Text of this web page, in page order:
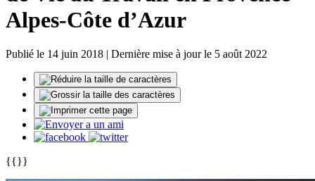
Alpes-Côte d’Azur
Publié le 14 juin 2018 | Dernière mise à jour le 5 août 2022
{{}}